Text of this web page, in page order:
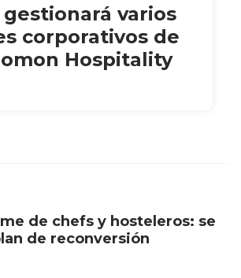
varios
corporativos de
Hospitality
de chefs y hosteleros: se
de reconversión